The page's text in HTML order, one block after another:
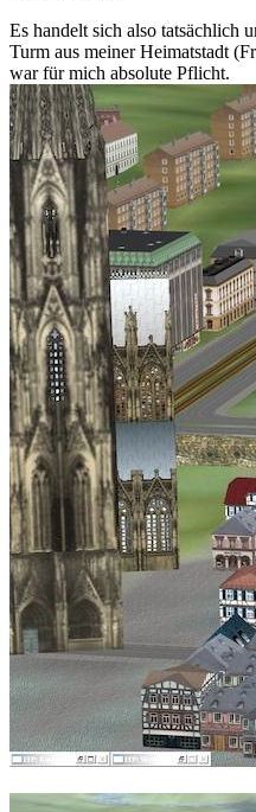
Es handelt sich also tatsächlich
Turm aus meiner Heimatstadt
war für mich absolute Pflicht.